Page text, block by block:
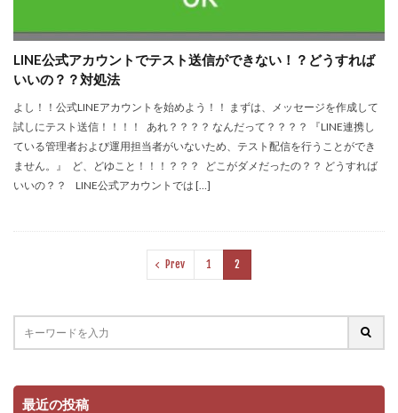
LINE公式アカウントでテスト送信ができない！？どうすれば
いいの？？対処法
よし！！公式LINEアカウントを始めよう！！ まずは、メッセージを作成して
試しにテスト送信！！！！ あれ？？？？ なんだって？？？？ 『LINE連携し
ている管理者および運用担当者がいないため、テスト配信を行うことができ
ません。』 ど、どゆこと！！！？？？ どこがダメだったの？？ どうすれば
いいの？？ LINE公式アカウントでは […]
Prev 1 2
最近の投稿